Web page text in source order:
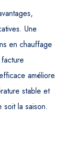
Une
en chauffage
améliore
stable et
soit la saison.